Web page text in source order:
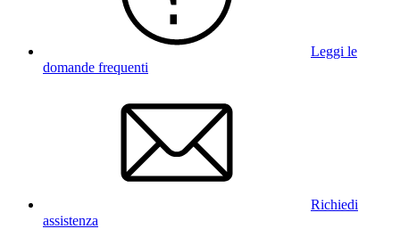
Leggi le
domande frequenti
Richiedi
assistenza